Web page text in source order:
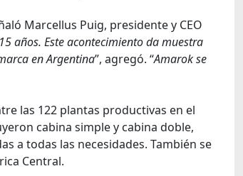
Marcellus Puig, presidente y CEO
años. Este acontecimiento da muestra
en Argentina”, agregó. “Amarok se
las 122 plantas productivas en el
cabina simple y cabina doble,
a todas las necesidades. También se
Central.